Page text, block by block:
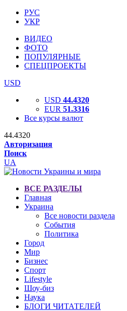
РУС
УКР
ВИДЕО
ФОТО
ПОПУЛЯРНЫЕ
СПЕЦПРОЕКТЫ
USD
USD 44.4320
EUR 51.3316
Все курсы валют
44.4320
Авторизация
Поиск
UA
ВСЕ РАЗДЕЛЫ
Главная
Украина
Все новости раздела
События
Политика
Город
Мир
Бизнес
Спорт
Lifestyle
Шоу-биз
Наука
БЛОГИ ЧИТАТЕЛЕЙ